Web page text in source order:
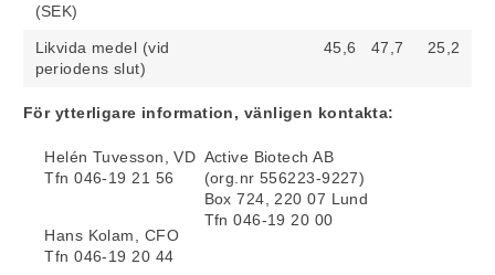
(SEK)
Likvida medel (vid
periodens slut)
45,6 47,7 25,2
För ytterligare information, vänligen kontakta:
Helén Tuvesson, VD
Tfn 046-19 21 56
Hans Kolam, CFO
Tfn 046-19 20 44
Active Biotech AB
(org.nr 556223-9227)
Box 724, 220 07 Lund
Tfn 046-19 20 00